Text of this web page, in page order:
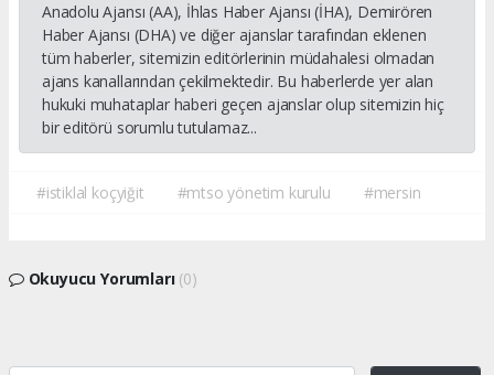
Anadolu Ajansı (AA), İhlas Haber Ajansı (İHA), Demirören
Haber Ajansı (DHA) ve diğer ajanslar tarafından eklenen
tüm haberler, sitemizin editörlerinin müdahalesi olmadan
ajans kanallarından çekilmektedir. Bu haberlerde yer alan
hukuki muhataplar haberi geçen ajanslar olup sitemizin hiç
bir editörü sorumlu tutulamaz...
#istiklal koçyiğit #mtso yönetim kurulu #mersin
Okuyucu Yorumları (0)